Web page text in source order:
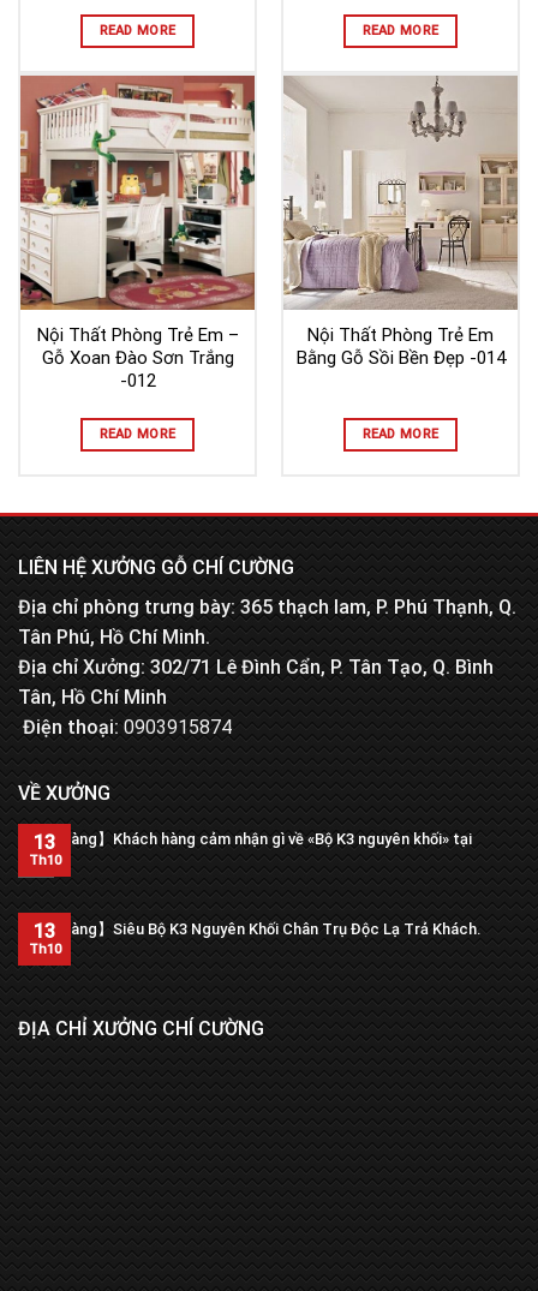
READ MORE READ MORE
Nội Thất Phòng Trẻ Em –
Gỗ Xoan Đào Sơn Trắng
-012
READ MORE
Nội Thất Phòng Trẻ Em
Bằng Gỗ Sồi Bền Đẹp -014
READ MORE
LIÊN HỆ XƯỞNG GỖ CHÍ CƯỜNG
Địa chỉ phòng trưng bày: 365 thạch lam, P. Phú Thạnh, Q.
Tân Phú, Hồ Chí Minh.
Địa chỉ Xưởng: 302/71 Lê Đình Cẩn, P. Tân Tạo, Q. Bình
Tân, Hồ Chí Minh
Điện thoại:0903915874
VỀ XƯỞNG
【Trả hàng】Khách hàng cảm nhận gì về «Bộ K3 nguyên khối» tại
xưởng?
13
Th10
【Trả hàng】Siêu Bộ K3 Nguyên Khối Chân Trụ Độc Lạ Trả Khách.
13
Th10
ĐỊA CHỈ XƯỞNG CHÍ CƯỜNG